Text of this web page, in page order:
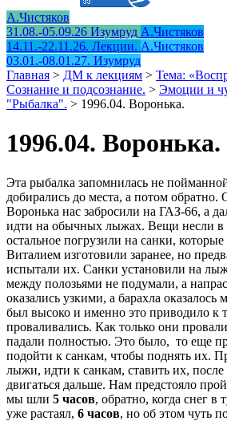
А.Чистяков
31.08.-05.09.26 Изумруд А.Чистяков
14.11.-22.11.26. Лекции. А.Чистяков
03.01.-08.01.27. Изумруд
Главная > ДМ к лекциям > Тема:
Сознание и подсознание. > Эмоции и
"Рыбалка". > 1996.04. Воронька.
1996.04. Воронька.
Эта рыбалка запомнилась не
добирались до места, а потом обратно.
Воронька нас забросили на ГАЗ-66, а
идти на обычных лыжах. Вещи несли в
остальное погрузили на санки,
Виталием изготовили заранее, но
испытали их. Санки установили на
между полозьями не подумали, а
оказались узкими, а барахла оказалось
был высоко и именно это приводило к
проваливались. Как только они
падали полностью. Это было, то еще
подойти к санкам, чтобы поднять их.
лыжи, идти к санкам, ставить их,
двигаться дальше. Нам предстояло
мы шли 5 часов, обратно, когда снег в
уже растаял, 6 часов, но об этом чуть